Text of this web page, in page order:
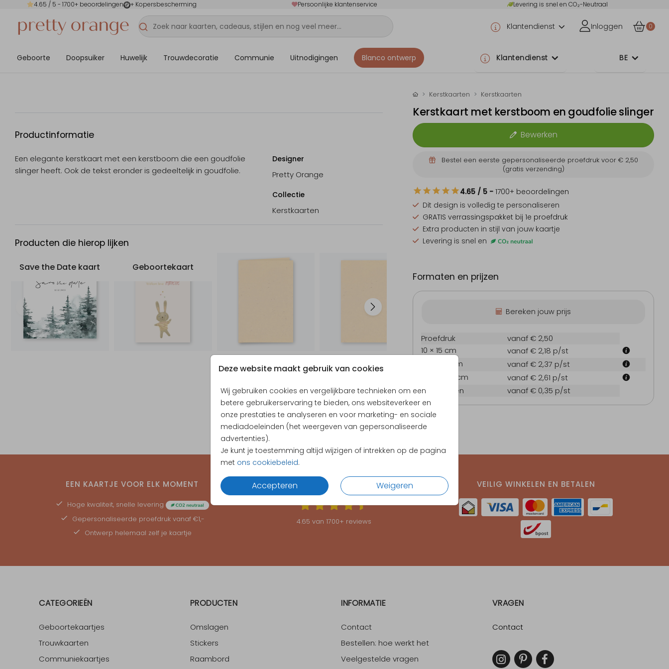
4.65 / 5 - 1700+ beoordelingen + Kopersbescherming Persoonlijke klantenservice Levering is snel en CO₂-Neutraal
Klantendienst Inloggen 0
Geboorte Doopsuiker Huwelijk Trouwdecoratie Communie Uitnodigingen Blanco ontwerp Klantendienst BE
Deze website maakt gebruik van cookies
Wij gebruiken cookies en vergelijkbare technieken om een
betere gebruikerservaring te bieden, ons websiteverkeer en
onze prestaties te analyseren en voor marketing- en sociale
mediadoeleinden (het weergeven van gepersonaliseerde
advertenties).
Je kunt je toestemming altijd wijzigen of intrekken op de pagina
met ons cookiebeleid.
Accepteren Weigeren
Productinformatie
Een elegante kerstkaart met een kerstboom die een goudfolie
slinger heeft. Ook de tekst eronder is gedeeltelijk in goudfolie.
Designer
Pretty Orange
Collectie
Kerstkaarten
Producten die hierop lijken
Save the Date kaart Geboortekaart
Kerstkaarten Kerstkaarten
Kerstkaart met kerstboom en goudfolie slinger
Bewerken
Bestel een eerste gepersonaliseerde proefdruk voor € 2,50
(gratis verzending)
4.65 / 5 - 1700+ beoordelingen
Dit design is volledig te personaliseren
GRATIS verrassingspakket bij 1e proefdruk
Extra producten in stijl van jouw kaartje
Levering is snel en
Formaten en prijzen
Bereken jouw prijs
Proefdruk
vanaf € 2,50
10 × 15 cm
vanaf € 2,18 p/st
11.4 × 17.1 cm
vanaf € 2,37 p/st
14.4 × 21.6 cm
vanaf € 2,61 p/st
Enveloppen
vanaf € 0,35 p/st
EEN KAARTJE VOOR ELK MOMENT
Hoge kwaliteit, snelle levering
Gepersonaliseerde proefdrukvanaf €1,-
Ontwerp helemaal zelf je kaartje
KLANTEN BEOORDELEN ONS MET EEN4.65
4.65 van 1700+ reviews
VEILIG WINKELEN EN BETALEN
CATEGORIEËN
Geboortekaartjes
Trouwkaarten
Communiekaartjes
PRODUCTEN
Omslagen
Stickers
Raambord
INFORMATIE
Contact
Bestellen: hoe werkt het
Veelgestelde vragen
VRAGEN
Contact